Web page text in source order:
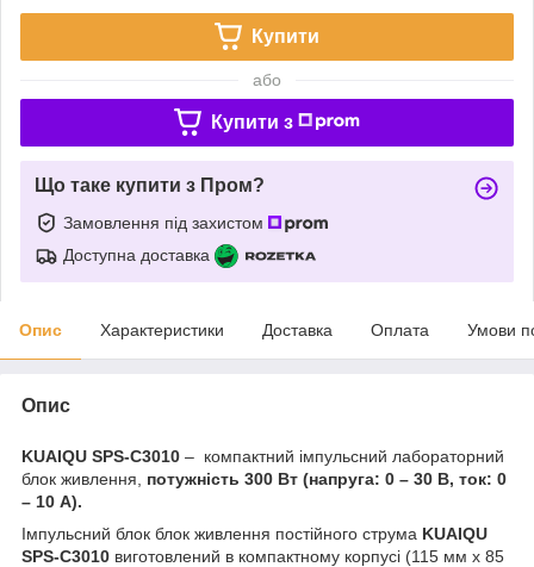
Купити
або
Купити з
Що таке купити з Пром?
Замовлення під захистом
Доступна доставка
Опис Характеристики Доставка Оплата Умови
Опис
KUAIQU SPS-C3010 – компактний імпульсний лабораторний
блок живлення, потужність 300 Вт (напруга: 0 – 30 В, ток: 0
– 10 А).
Імпульсний блок блок живлення постійного струма KUAIQU
SPS-C3010 виготовлений в компактному корпусі (115 мм х 85